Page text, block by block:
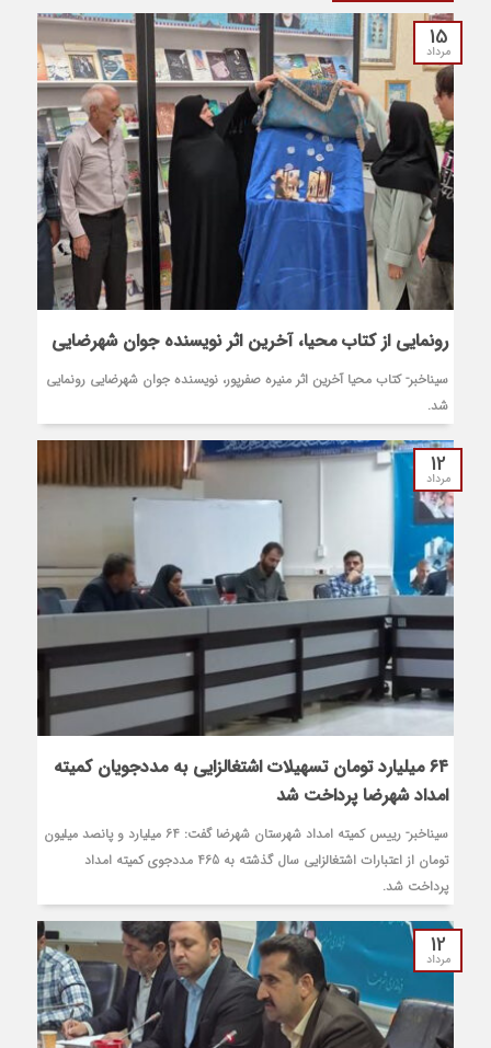
15
مرداد
رونمایی از کتاب محیا، آخرین اثر نویسنده جوان شهرضایی
سیناخبر- کتاب محیا آخرین اثر منیره صفرپور، نویسنده جوان شهرضایی رونمایی
شد.
12
مرداد
۶۴ میلیارد تومان تسهیلات اشتغالزایی به مددجویان کمیته
امداد شهرضا پرداخت شد
سیناخبر- رییس کمیته امداد شهرستان شهرضا گفت: 64 میلیارد و پانصد میلیون
تومان از اعتبارات اشتغالزایی سال گذشته به 465 مددجوی کمیته امداد
پرداخت شد.
12
مرداد